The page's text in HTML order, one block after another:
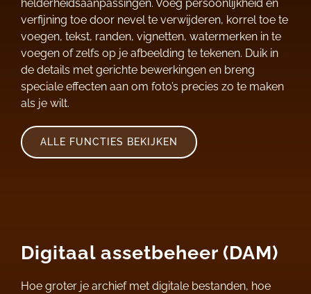
helderheidsaanpassingen. Voeg persoonlijkheid en
verfijning toe door nevel te verwijderen, korrel toe te
voegen, tekst, randen, vignetten, watermerken in te
voegen of zelfs op je afbeelding te tekenen. Duik in
de details met gerichte bewerkingen en breng
speciale effecten aan om foto’s precies zo te maken
als je wilt.
ALLE FUNCTIES BEKIJKEN
Digitaal assetbeheer (DAM)
Hoe groter je archief met digitale bestanden, hoe